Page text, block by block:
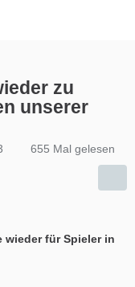
zu
unserer
655 Mal gelesen
wieder für Spieler in